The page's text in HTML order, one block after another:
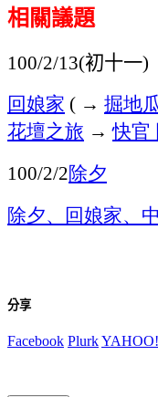
相關議題
100/2/13(初十一)
回娘家 ( → 掘地
花壇之旅 → 快官
100/2/2除夕
除夕、回娘家、
分享
Facebook PlurkYAHOO!